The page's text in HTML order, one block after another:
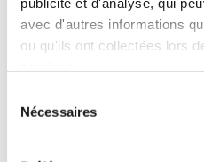
avec d'autres informations
ou qu'ils ont collectées lors
Nécessaires
informations des
schémas de penséeet
fonctionnalité offre une